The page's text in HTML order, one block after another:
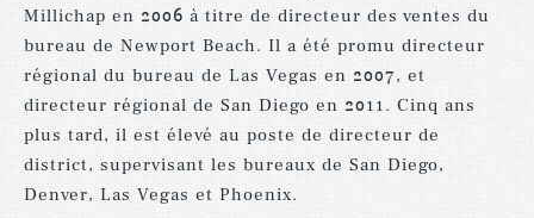
Millichap en 2006 à titre de directeur des ventes du
bureau de Newport Beach. Il a été promu directeur
régional du bureau de Las Vegas en 2007, et
directeur régional de San Diego en 2011. Cinq ans
plus tard, il est élevé au poste de directeur de
district, supervisant les bureaux de San Diego,
Denver, Las Vegas et Phoenix.